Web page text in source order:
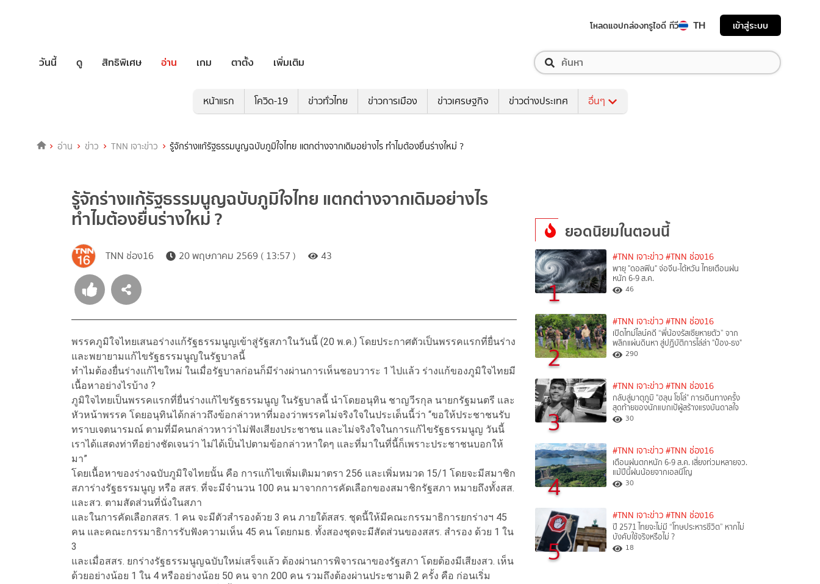
โหลดแอปกล่องทรูไอดี ทีวี TH เข้าสู่ระบบ
วันนี้ ดู สิทธิพิเศษ อ่าน เกม ตาตั้ง เพิ่มเติม
หน้าแรก โควิด-19 ข่าวทั่วไทย ข่าวการเมือง ข่าวเศรษฐกิจ ข่าวต่างประเทศ อื่นๆ
อ่าน ข่าว TNN เจาะข่าว รู้จักร่างแก้รัฐธรรมนูญฉบับภูมิใจไทย แตกต่างจากเดิมอย่างไร ทำไมต้องยื่นร่างใหม่ ?
รู้จักร่างแก้รัฐธรรมนูญฉบับภูมิใจไทย แตกต่างจากเดิมอย่างไร
ทำไมต้องยื่นร่างใหม่ ?
TNN ช่อง16 20 พฤษภาคม 2569 ( 13:57 ) 43
พรรคภูมิใจไทยเสนอร่างแก้รัฐธรรมนูญเข้าสู่รัฐสภาในวันนี้ (20 พ.ค.) โดยประกาศตัวเป็นพรรคแรกที่ยื่นร่าง
และพยายามแก้ไขรัฐธรรมนูญในรัฐบาลนี้
ทำไมต้องยื่นร่างแก้ไขใหม่ ในเมื่อรัฐบาลก่อนก็มีร่างผ่านการเห็นชอบวาระ 1 ไปแล้ว ร่างแก้ของภูมิใจไทยมี
เนื้อหาอย่างไรบ้าง ?
ภูมิใจไทยเป็นพรรคแรกที่ยื่นร่างแก้ไขรัฐธรรมนูญ ในรัฐบาลนี้ นำโดยอนุทิน ชาญวีรกุล นายกรัฐมนตรี และ
หัวหน้าพรรค โดยอนุทินได้กล่าวถึงข้อกล่าวหาที่มองว่าพรรคไม่จริงใจในประเด็นนี้ว่า “ขอให้ประชาชนรับ
ทราบเจตนารมณ์ ตามที่มีคนกล่าวหาว่าไม่ฟังเสียงประชาชน และไม่จริงใจในการแก้ไขรัฐธรรมนูญ วันนี้
เราได้แสดงท่าทีอย่างชัดเจนว่า ไม่ได้เป็นไปตามข้อกล่าวหาใดๆ และที่มาในที่นี้ก็เพราะประชาชนบอกให้
มา”
โดยเนื้อหาของร่างฉบับภูมิใจไทยนั้น คือ การแก้ไขเพิ่มเติมมาตรา 256 และเพิ่มหมวด 15/1 โดยจะมีสมาชิก
สภาร่างรัฐธรรมนูญ หรือ สสร. ที่จะมีจำนวน 100 คน มาจากการคัดเลือกของสมาชิกรัฐสภา หมายถึงทั้งสส.
และสว. ตามสัดส่วนที่นั่งในสภา
และในการคัดเลือกสสร. 1 คน จะมีตัวสำรองด้วย 3 คน ภายใต้สสร. ชุดนี้ให้มีคณะกรรมาธิการยกร่างฯ 45
คน และคณะกรรมาธิการรับฟังความเห็น 45 คน โดยกมธ. ทั้งสองชุดจะมีสัดส่วนของสสร. สำรอง ด้วย 1 ใน
3
และเมื่อสสร. ยกร่างรัฐธรรมนูญฉบับใหม่เสร็จแล้ว ต้องผ่านการพิจารณาของรัฐสภา โดยต้องมีเสียงสว. เห็น
ด้วยอย่างน้อย 1 ใน 4 หรืออย่างน้อย 50 คน จาก 200 คน รวมถึงต้องผ่านประชามติ 2 ครั้ง คือ ก่อนเริ่ม
ยอดนิยมในตอนนี้
1
#TNN เจาะข่าว #TNN ช่อง16
พายุ "ดอลฟิน" จ่อจีน-ไต้หวัน ไทยเตือนฝน
หนัก 6-9 ส.ค.
46
2
#TNN เจาะข่าว #TNN ช่อง16
เปิดไทม์ไลน์คดี “พี่น้องรัสเซียหายตัว” จาก
พลิกแผ่นดินหา สู่ปฏิบัติการไล่ล่า "ป๋อง-ธง"
290
3
#TNN เจาะข่าว #TNN ช่อง16
กลับสู่มาตุภูมิ "ฮลุน โซโล่" การเดินทางครั้ง
สุดท้ายของนักแบกเป้ผู้สร้างแรงบันดาลใจ
30
4
#TNN เจาะข่าว #TNN ช่อง16
เตือนฝนตกหนัก 6-9 ส.ค. เสี่ยงท่วมหลายจว.
แม้ปีนี้ฝนน้อยจากเอลนีโญ
30
5
#TNN เจาะข่าว #TNN ช่อง16
ปี 2571 ไทยจะไม่มี “โทษประหารชีวิต” หากไม่
บังคับใช้จริงหรือไม่ ?​
18